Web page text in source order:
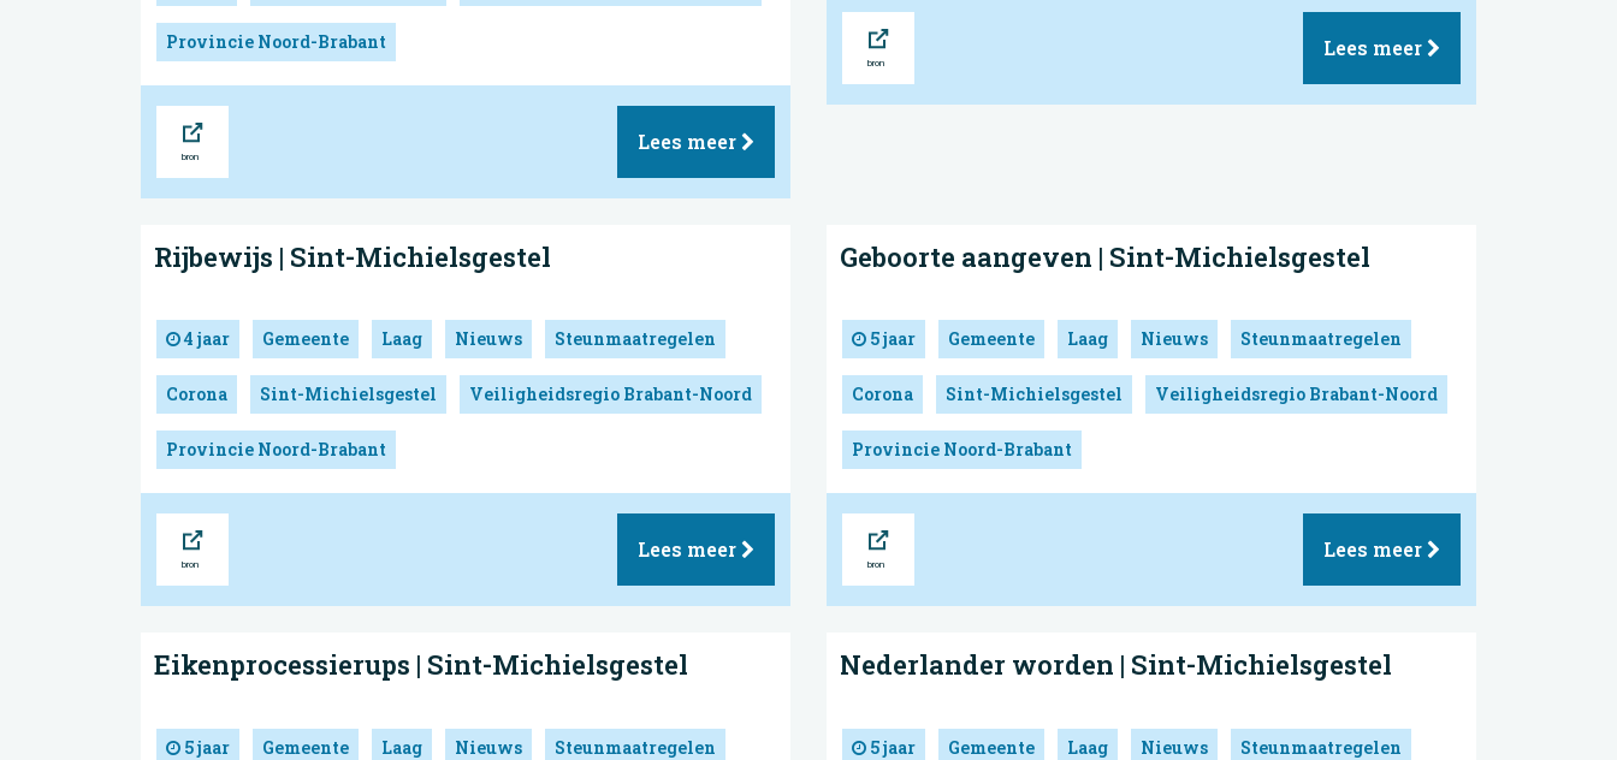
Provincie Noord-Brabant
Lees meer
Lees meer
Rijbewijs | Sint-Michielsgestel
4 jaar Gemeente Laag Nieuws Steunmaatregelen
Corona Sint-Michielsgestel Veiligheidsregio Brabant-Noord
Provincie Noord-Brabant
Lees meer
Geboorte aangeven | Sint-Michielsgestel
5 jaar Gemeente Laag Nieuws Steunmaatregelen
Corona Sint-Michielsgestel Veiligheidsregio Brabant-Noord
Provincie Noord-Brabant
Lees meer
Eikenprocessierups | Sint-Michielsgestel
5 jaar Gemeente Laag Nieuws Steunmaatregelen
Nederlander worden | Sint-Michielsgestel
5 jaar Gemeente Laag Nieuws Steunmaatregelen